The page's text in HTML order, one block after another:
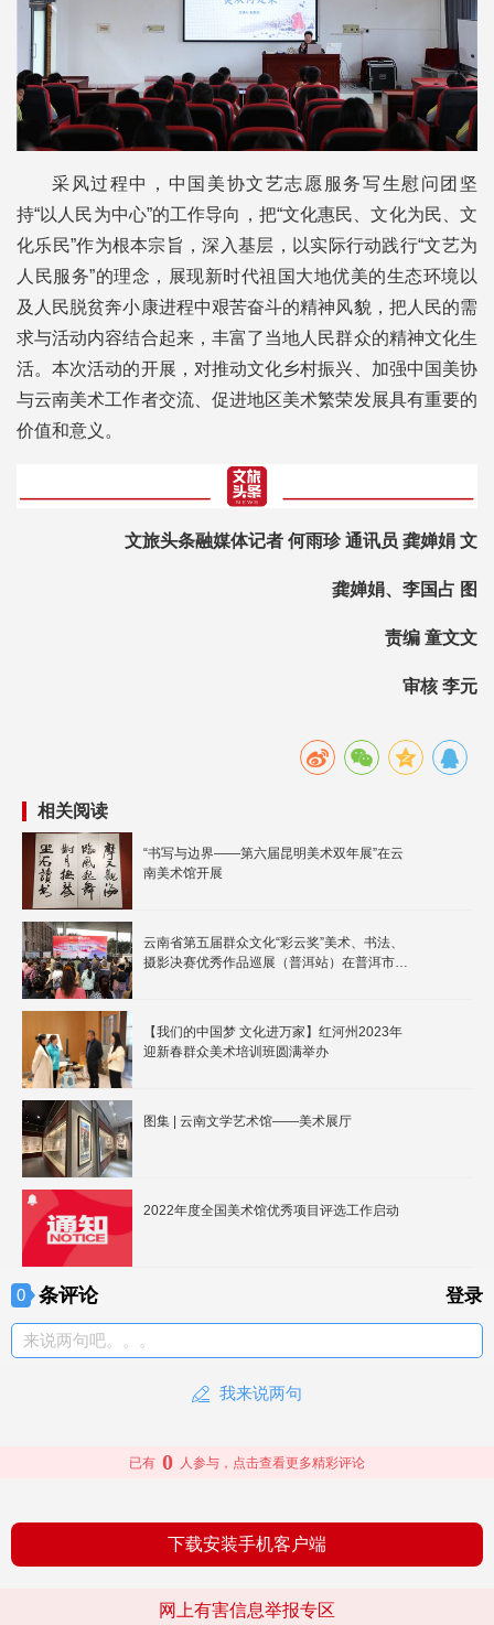
采风过程中，中国美协文艺志愿服务写生慰问团坚
持“以人民为中心”的工作导向，把“文化惠民、文化为民、文
化乐民”作为根本宗旨，深入基层，以实际行动践行“文艺为
人民服务”的理念，展现新时代祖国大地优美的生态环境以
及人民脱贫奔小康进程中艰苦奋斗的精神风貌，把人民的需
求与活动内容结合起来，丰富了当地人民群众的精神文化生
活。本次活动的开展，对推动文化乡村振兴、加强中国美协
与云南美术工作者交流、促进地区美术繁荣发展具有重要的
价值和意义。
文旅头条融媒体记者 何雨珍 通讯员 龚婵娟 文
龚婵娟、李国占 图
责编 童文文
审核 李元
相关阅读
“书写与边界——第六届昆明美术双年展”在云
南美术馆开展
云南省第五届群众文化“彩云奖”美术、书法、
摄影决赛优秀作品巡展（普洱站）在普洱市文
【我们的中国梦 文化进万家】红河州2023年
迎新春群众美术培训班圆满举办
图集 | 云南文学艺术馆——美术展厅
2022年度全国美术馆优秀项目评选工作启动
0 条评论 登录
来说两句吧。。。
我来说两句
已有 0 人参与，点击查看更多精彩评论
下载安装手机客户端
网上有害信息举报专区